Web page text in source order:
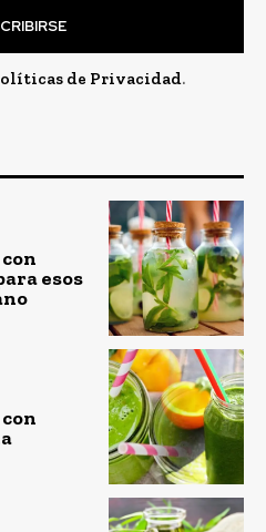
de Privacidad.
esos